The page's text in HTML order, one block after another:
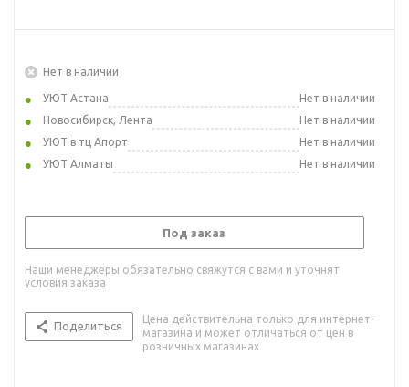
Нет в наличии
УЮТ Астана
Нет в наличии
Новосибирск, Лента
Нет в наличии
УЮТ в тц Апорт
Нет в наличии
УЮТ Алматы
Нет в наличии
Под заказ
Наши менеджеры обязательно свяжутся с вами и уточнят
условия заказа
Поделиться
Цена действительна только для интернет-
магазина и может отличаться от цен в
розничных магазинах